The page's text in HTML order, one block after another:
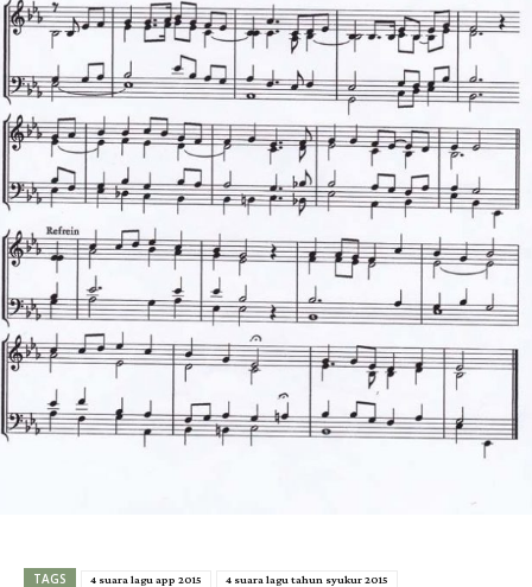
TAGS 4 suara lagu app 2015 4 suara lagu tahun syukur 2015